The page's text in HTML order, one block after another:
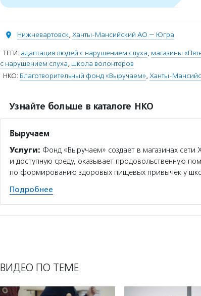
Нижневартовск, Ханты-Мансийский АО — Югра
ТЕГИ: адаптация людей с нарушением слуха, магазины
с нарушением слуха, школа волонтеров
НКО: Благотворительный фонд «Выручаем», Ханты-
Узнайте больше в каталоге НКО
Выручаем
Услуги: Фонд «Выручаем» создает в магазинах
и доступную среду, оказывает продовольственную
по формированию здоровых пищевых привычек у
Подробнее
ВИДЕО ПО ТЕМЕ